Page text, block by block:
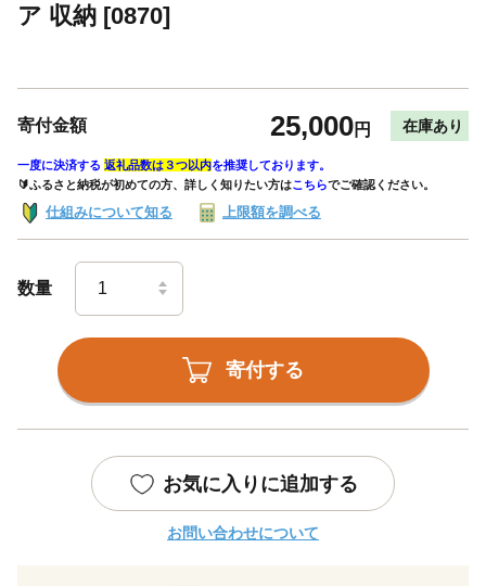
ア 収納 [0870]
寄付金額 25,000円 在庫あり
一度に決済する 返礼品数は３つ以内を推奨しております。
🔰ふるさと納税が初めての方、詳しく知りたい方はこちらでご確認ください。
仕組みについて知る 上限額を調べる
数量
寄付する
お気に入りに追加する
お問い合わせについて